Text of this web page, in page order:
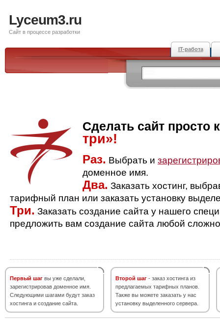
Lyceum3.ru
Сайт в процессе разработки
IT-работа
Сделать сайт просто
три»!
Раз. Выбрать и
доменное имя.
Два. Заказать хостинг,
тарифный план или заказать установку
Три. Заказать создание сайта у нашего
предложить вам создание сайта любой
Первый шаг вы уже сделали,
зарегистрировав доменное имя.
Следующими шагами будут заказ
хостинга и создание сайта.
Второй шаг - заказ хостинга из
предлагаемых тарифных планов.
Также вы можете заказать у нас
установку выделенного сервера.